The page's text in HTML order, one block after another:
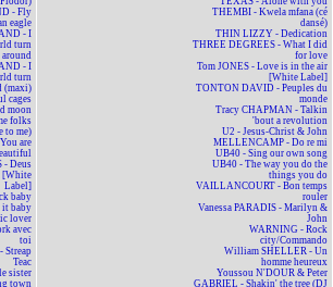
- Fly
eagle
- I
turn
around
- I
turn
(maxi)
cages
moon
folks
to me)
are
- Deus
[White
Label]
baby
it baby
lover
avec
toi
Streap
Teac
sister
town
THEMBI - Kwela mfana (cé
dansé)
THIN LIZZY - Dedication
THREE DEGREES - What I did
for love
Tom JONES - Love is in the air
[White Label]
TONTON DAVID - Peuples du
monde
Tracy CHAPMAN - Talkin
'bout a revolution
U2 - Jesus-Christ & John
MELLENCAMP - Do re mi
UB40 - Sing our own song
UB40 - The way you do the
things you do
VAILLANCOURT - Bon temps
rouler
Vanessa PARADIS - Marilyn &
John
WARNING - Rock
city/Commando
William SHELLER - Un
homme heureux
Youssou N'DOUR & Peter
GABRIEL - Shakin' the tree (DJ